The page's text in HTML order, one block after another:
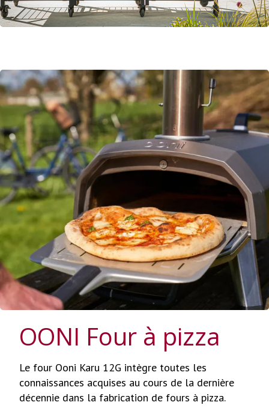
OONI Four à pizza
Le four Ooni Karu 12G intègre toutes les
connaissances acquises au cours de la dernière
décennie dans la fabrication de fours à pizza.